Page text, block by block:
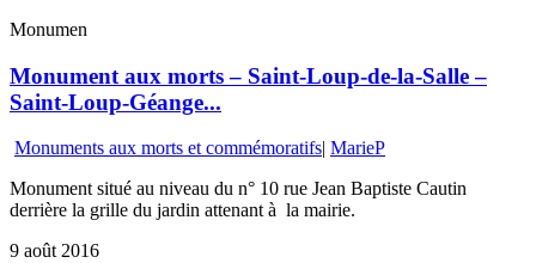
Monumen
Monument aux morts – Saint-Loup-de-la-Salle –
Saint-Loup-Géange...
Monuments aux morts et commémoratifs| MarieP
Monument situé au niveau du n° 10 rue Jean Baptiste Cautin
derrière la grille du jardin attenant à la mairie.
9 août 2016